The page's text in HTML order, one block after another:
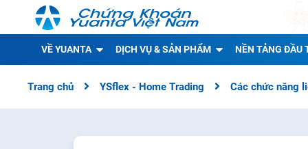
VỀ YUANTA DỊCH VỤ & SẢN PHẨM NỀN TẢNG ĐẦU
Trang chủ YSflex - Home Trading Các chức năng